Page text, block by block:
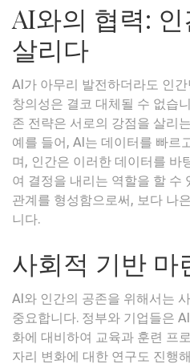
AI와의 협력:
살리다
AI가 아무리 발전하더라도 인
창의성은 결코 대체될 수 없습
존 전략은 서로의 강점을 살리
예를 들어, AI는 데이터를 빠르
며, 인간은 이러한 데이터를 바
여 결정을 내리는 역할을 할 수
관계를 형성함으로써, 보다 나
니다.
사회적 기반 마
AI와 인간의 공존을 위해서는
중요합니다. 정부와 기업들은
화에 대비하여 교육과 훈련 프
자리 변화에 대한 연구도 진행